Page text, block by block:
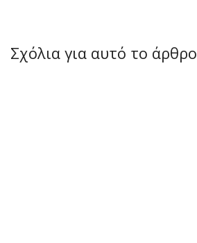
Σχόλια για αυτό το άρθρο